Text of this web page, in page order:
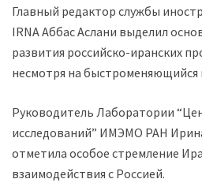
Главный редактор службы
IRNA Аббас Аслани выделил
развития российско-иранских
несмотря на быстроменяющийся
Руководитель Лаборатории
исследований” ИМЭМО РАН
отметила особое стремление
взаимодействия с Россией.